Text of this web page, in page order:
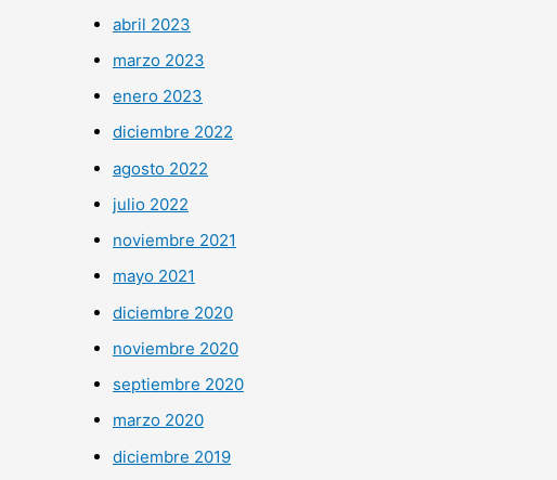
abril 2023
marzo 2023
enero 2023
diciembre 2022
agosto 2022
julio 2022
noviembre 2021
mayo 2021
diciembre 2020
noviembre 2020
septiembre 2020
marzo 2020
diciembre 2019